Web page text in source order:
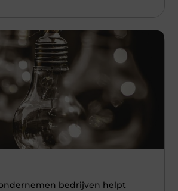
bedrijven helpt